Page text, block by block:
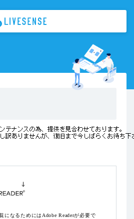
になるためにはAdobe Readerが必要で